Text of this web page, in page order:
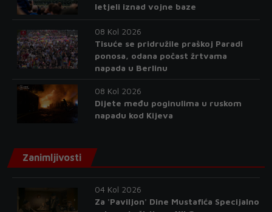
letjeli iznad vojne baze
08 Kol 2026
Tisuće se pridružile praškoj Paradi
ponosa, odana počast žrtvama
napada u Berlinu
08 Kol 2026
Dijete među poginulima u ruskom
napadu kod Kijeva
Zanimljivosti
04 Kol 2026
Za 'Paviljon' Dine Mustafića Specijalno